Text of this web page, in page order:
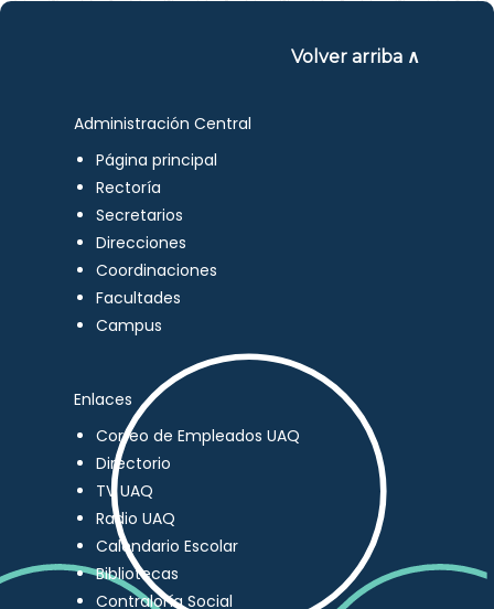
Volver arriba ∧
Administración Central
Página principal
Rectoría
Secretarios
Direcciones
Coordinaciones
Facultades
Campus
Enlaces
Correo de Empleados UAQ
Directorio
TV UAQ
Radio UAQ
Calendario Escolar
Bibliotecas
Contraloría Social